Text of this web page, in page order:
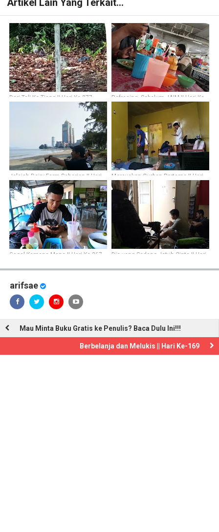
Artikel Lain Yang Terkait...
Dari Tali Ke Tiang || Hari Ke-377
Refresing, Sebelum JAIM || Hari Ke-
Jelajah Dairy Farm Seharian || Hari
Ke-345
Merayakan Qurban Pertama || Hari
Ke-348
Gagal Kemana-Mana || Hari Ke-367
Dia yang Sedang Jatuh Cinta || Hari
arifsae
Mau Minta Buku Gratis ke Penulis? Baca Dulu Ini!!!
Berbelanja dan Melukis || Hari Ke-169